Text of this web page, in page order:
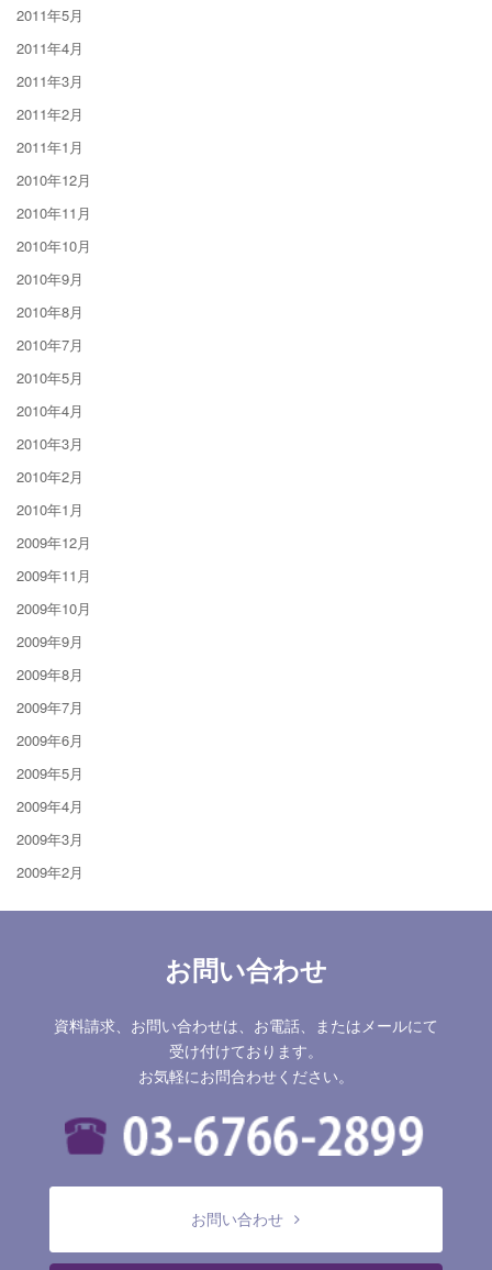
2011年5月
2011年4月
2011年3月
2011年2月
2011年1月
2010年12月
2010年11月
2010年10月
2010年9月
2010年8月
2010年7月
2010年5月
2010年4月
2010年3月
2010年2月
2010年1月
2009年12月
2009年11月
2009年10月
2009年9月
2009年8月
2009年7月
2009年6月
2009年5月
2009年4月
2009年3月
2009年2月
お問い合わせ
資料請求、お問い合わせは、お電話、またはメールにて
受け付けております。
お気軽にお問合わせください。
お問い合わせ